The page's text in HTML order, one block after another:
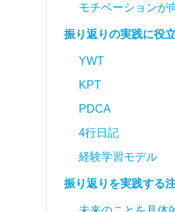
モチベーションが
振り返りの実践に役
YWT
KPT
PDCA
4行日記
経験学習モデル
振り返りを実践する